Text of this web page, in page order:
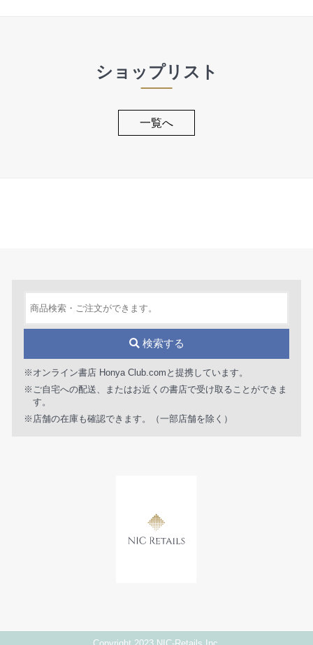
ショップリスト
一覧へ
検索する
※オンライン書店 Honya Club.comと提携しています。
※ご自宅への配送、またはお近くの書店で受け取ることができま
す。
※店舗の在庫も確認できます。（一部店舗を除く）